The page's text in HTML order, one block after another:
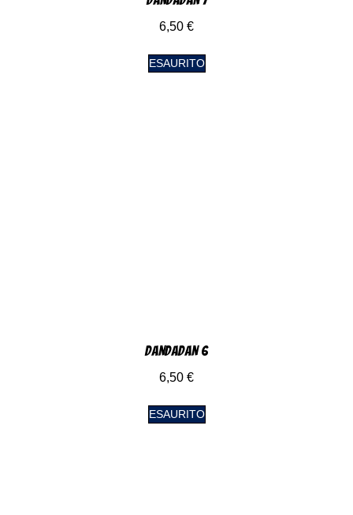
6,50 €
ESAURITO
DanDaDan 6
6,50 €
ESAURITO